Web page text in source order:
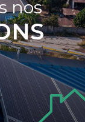
nos